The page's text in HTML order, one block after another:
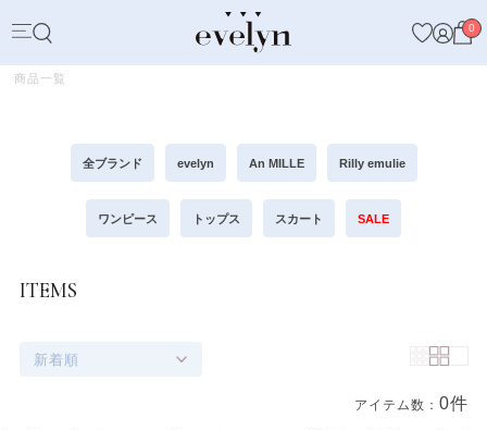
0
商品一覧
全ブランド evelyn An MILLE Rilly emulie
ワンピース トップス スカート SALE
ITEMS
新着順
アイテム数：0件